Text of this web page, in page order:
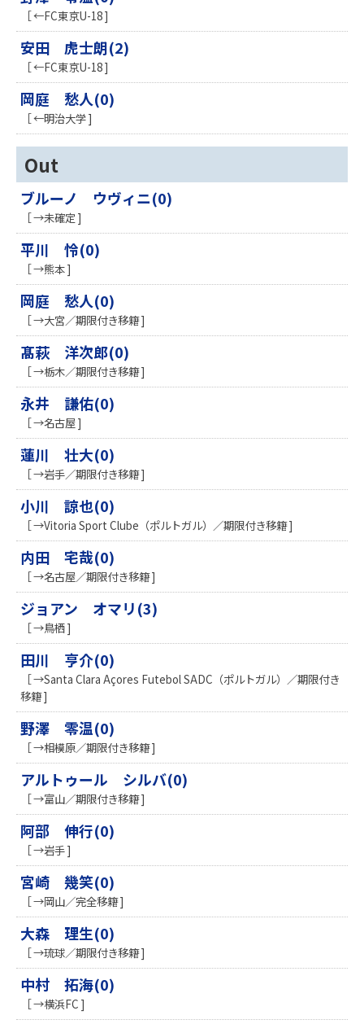
［ ←FC東京U-18 ]
安田 虎士朗(2)
［ ←FC東京U-18 ]
岡庭 愁人(0)
［ ←明治大学 ]
Out
ブルーノ ウヴィニ(0)
［ →未確定 ]
平川 怜(0)
［ →熊本 ]
岡庭 愁人(0)
［ →大宮／期限付き移籍 ]
髙萩 洋次郎(0)
［ →栃木／期限付き移籍 ]
永井 謙佑(0)
［ →名古屋 ]
蓮川 壮大(0)
［ →岩手／期限付き移籍 ]
小川 諒也(0)
［ →Vitoria Sport Clube（ポルトガル）／期限付き移籍 ]
内田 宅哉(0)
［ →名古屋／期限付き移籍 ]
ジョアン オマリ(3)
［ →鳥栖 ]
田川 亨介(0)
［ →Santa Clara Açores Futebol SADC（ポルトガル）／期限付き
移籍 ]
野澤 零温(0)
［ →相模原／期限付き移籍 ]
アルトゥール シルバ(0)
［ →富山／期限付き移籍 ]
阿部 伸行(0)
［ →岩手 ]
宮崎 幾笑(0)
［ →岡山／完全移籍 ]
大森 理生(0)
［ →琉球／期限付き移籍 ]
中村 拓海(0)
［ →横浜FC ]